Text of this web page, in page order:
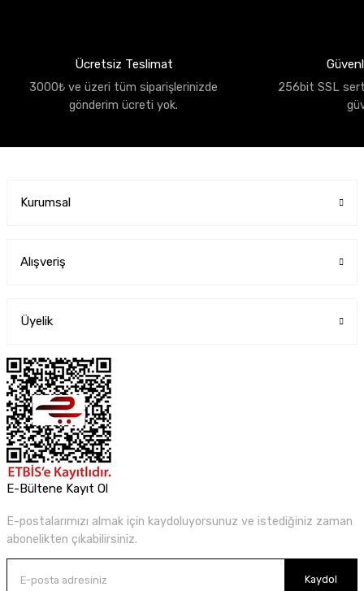
Ücretsiz Teslimat
3000₺ ve üzeri tüm siparişlerinizde
gönderim ücreti yok.
256bit SSL
Kurumsal
Alışveriş
Üyelik
E-Bültene Kayıt Ol
E-postalarımızı almak için kaydoluyorsunuz ve istediğiniz zaman
abonelikten çıkabilirsiniz.
Kaydol